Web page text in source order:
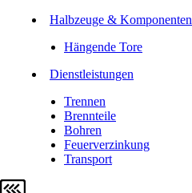
Halbzeuge & Komponenten
Hängende Tore
Dienstleistungen
Trennen
Brennteile
Bohren
Feuerverzinkung
Transport